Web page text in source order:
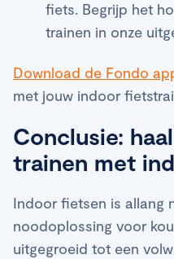
fiets. Begrijp het
trainen in onze
Download de Fondo
met jouw indoor
Conclusie:
trainen met
Indoor fietsen is allang
noodoplossing voor
uitgegroeid tot een